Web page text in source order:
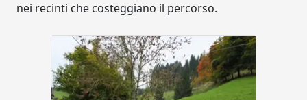
nei recinti che costeggiano il percorso.